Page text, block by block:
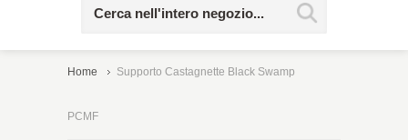
Home Supporto Castagnette Black Swamp
PCMF